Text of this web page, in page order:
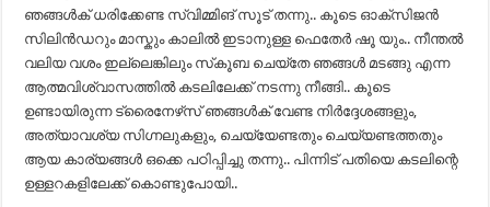
ഞങ്ങൾക് ധരിക്കേണ്ട സ്വിമ്മിങ് സൂട് തന്നു.. കൂടെ ഓക്സിജൻ
സിലിൻഡറും മാസ്കും കാലിൽ ഇടാനുള്ള ഫെതേർ ഷൂ യും.. നീന്തൽ
വലിയ വശം ഇല്ലെങ്കിലും സ്‌കൂബ ചെയ്തേ ഞങ്ങൾ മടങ്ങു എന്ന
ആത്മവിശ്വാസത്തിൽ കടലിലേക്ക് നടന്നു നീങ്ങി.. കൂടെ
ഉണ്ടായിരുന്ന ട്രൈനേഴ്‌സ് ഞങ്ങൾക് വേണ്ട നിർദ്ദേശങ്ങളും,
അത്യാവശ്യ സിഗ്നലുകളും, ചെയ്യേണ്ടതും ചെയ്യണ്ടത്തതും
ആയ കാര്യങ്ങൾ ഒക്കെ പഠിപ്പിച്ചു തന്നു.. പിന്നിട് പതിയെ കടലിന്റെ
ഉള്ളറകളിലേക്ക് കൊണ്ടുപോയി..